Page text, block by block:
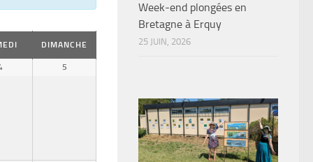
DIMANCHE
5
Week-end plongées en
Bretagne à Erquy
25 JUIN, 2026